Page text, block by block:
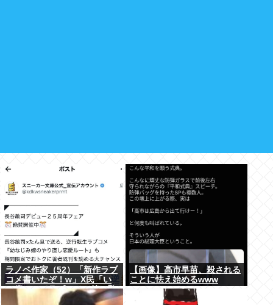
ラノベ作家（52）「新作ラブ
コメ書いたぞ！w」X民「い
い歳こいてラブコメ（笑）恥
ずかしくないの？」
【画像】高市早苗、殺される
ことに怯え始めるwww